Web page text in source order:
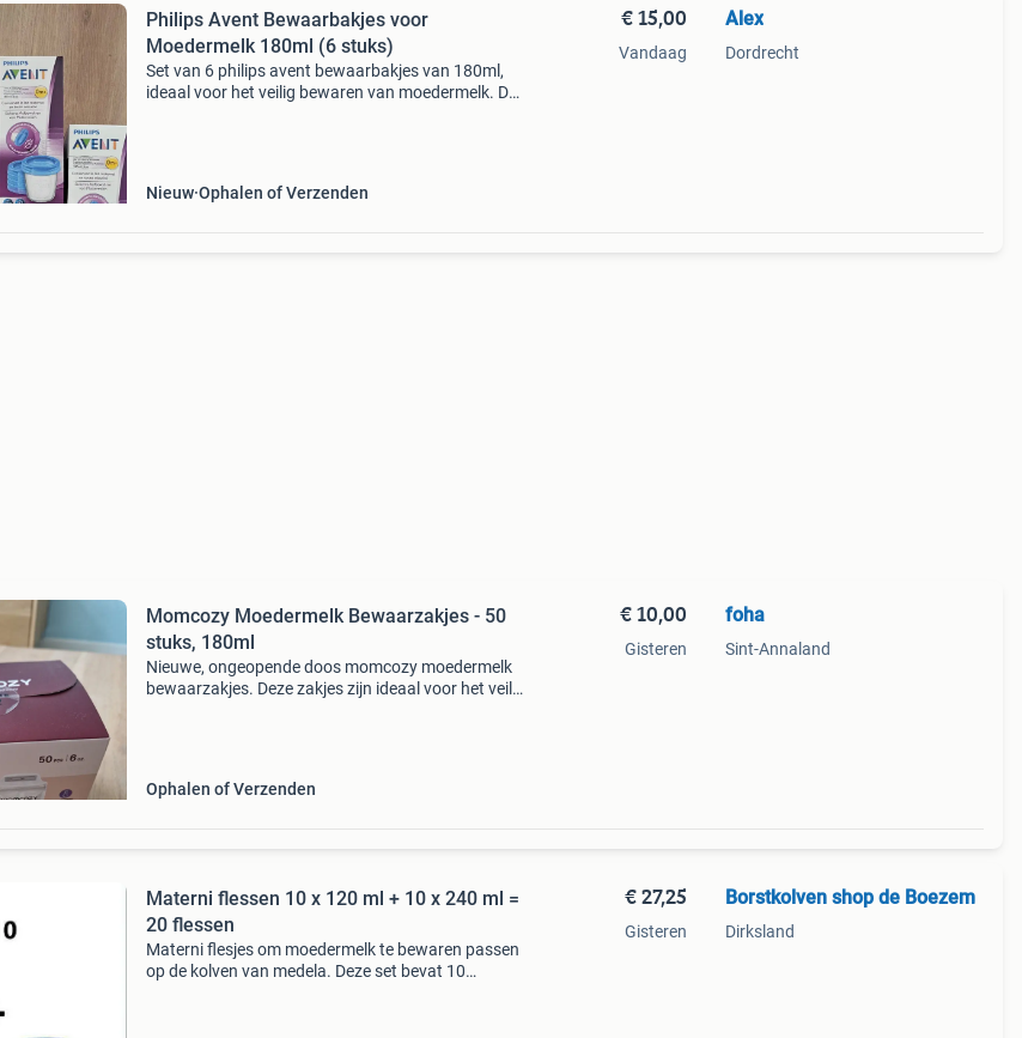
Philips Avent Bewaarbakjes voor
Moedermelk 180ml (6 stuks)
Set van 6 philips avent bewaarbakjes van 180ml,
ideaal voor het veilig bewaren van moedermelk. De
Nieuw Ophalen of Verzenden
€ 15,00
Vandaag
Alex
Dordrecht
Momcozy Moedermelk Bewaarzakjes - 50
stuks, 180ml
Nieuwe, ongeopende doos momcozy moedermelk
bewaarzakjes. Deze zakjes zijn ideaal voor het veilig
Ophalen of Verzenden
€ 10,00
Gisteren
foha
Sint-Annaland
Materni flessen 10 x 120 ml + 10 x 240 ml =
20 flessen
Materni flesjes om moedermelk te bewaren passen
op de kolven van medela. Deze set bevat 10
€ 27,25
Gisteren
Borstkolven shop de Boezem
Dirksland